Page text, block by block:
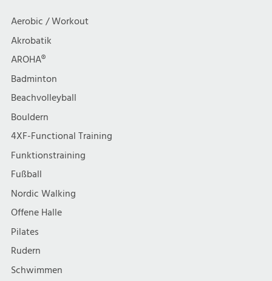
Aerobic / Workout
Akrobatik
AROHA®
Badminton
Beachvolleyball
Bouldern
4XF-Functional Training
Funktionstraining
Fußball
Nordic Walking
Offene Halle
Pilates
Rudern
Schwimmen